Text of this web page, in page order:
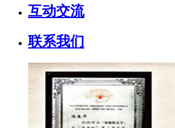
互动交流
联系我们